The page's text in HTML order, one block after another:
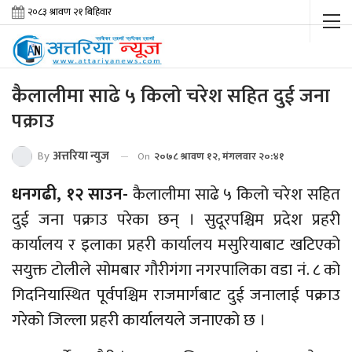
कैलालीमा साढे ५ किलो चरेश सहित दुई जना
पक्राउ
By अत्तरिया न्युज On २०७८ श्रावण १२, मंगलवार २०:४१
धनगढी, १२ साउन- कैलालीमा साढे ५ किलो चरेश सहित
दुई जना पक्राउ परेका छन् । सुदूरपश्चिम प्रदेश प्रहरी
कार्यालय र इलाका प्रहरी कार्यालय मसुरियाबाट खटिएको
सयुक्त टोलीले सोमबार गौरीगंगा नगरपालिका वडा नं. ८ को
गिदनियास्थित पूर्वपश्चिम राजमार्गबाट दुई जनालाई पक्राउ
गरेको जिल्ला प्रहरी कार्यालयले जनाएको छ ।